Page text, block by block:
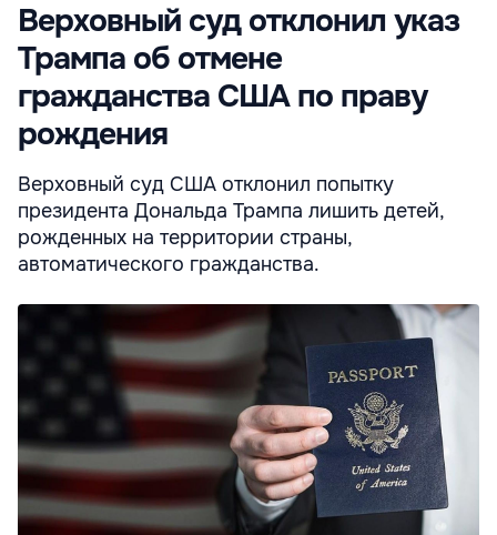
Верховный суд отклонил указ
Трампа об отмене
гражданства США по праву
рождения
Верховный суд США отклонил попытку
президента Дональда Трампа лишить детей,
рожденных на территории страны,
автоматического гражданства.